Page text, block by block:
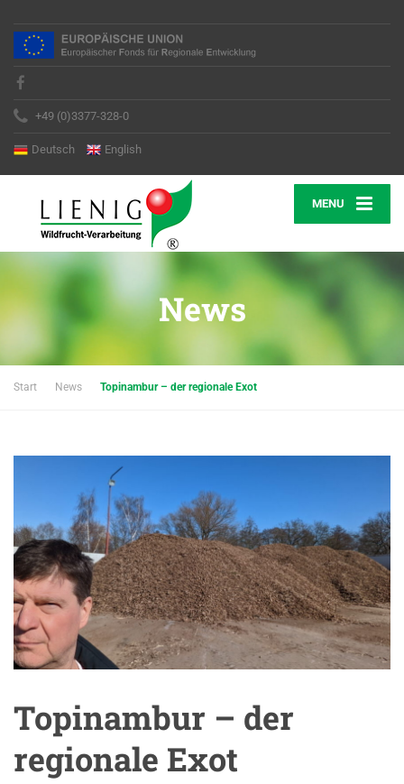
+49 (0)3377-328-0
Deutsch English
MENU
News
Start News Topinambur – der regionale Exot
Topinambur – der
regionale Exot